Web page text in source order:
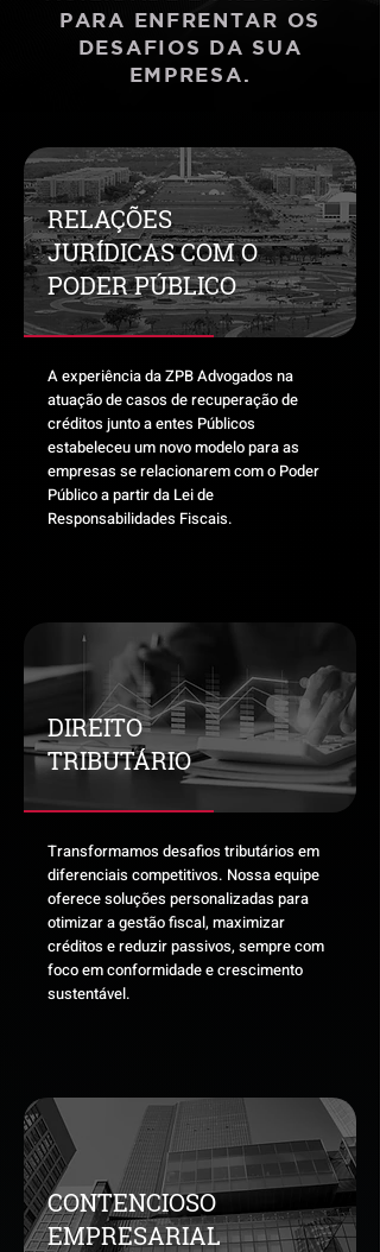
PARA ENFRENTAR OS
DESAFIOS DA SUA
EMPRESA.
RELAÇÕES
JURÍDICAS COM O
PODER PÚBLICO
A experiência da ZPB Advogados na
atuação de casos de recuperação de
créditos junto a entes Públicos
estabeleceu um novo modelo para as
empresas se relacionarem com o Poder
Público a partir da Lei de
Responsabilidades Fiscais.
DIREITO
TRIBUTÁRIO
Transformamos desafios tributários em
diferenciais competitivos. Nossa equipe
oferece soluções personalizadas para
otimizar a gestão fiscal, maximizar
créditos e reduzir passivos, sempre com
foco em conformidade e crescimento
sustentável.
CONTENCIOSO
EMPRESARIAL